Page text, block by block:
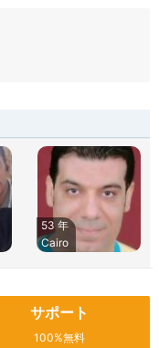
53 年
Cairo
サポート
100%無料